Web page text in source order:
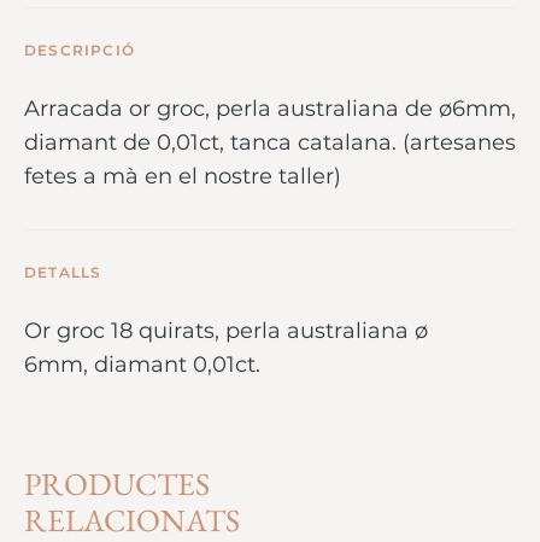
DESCRIPCIÓ
Arracada or groc, perla australiana de ø6mm,
diamant de 0,01ct, tanca catalana. (artesanes
fetes a mà en el nostre taller)
DETALLS
Or groc 18 quirats, perla australiana ø
6mm, diamant 0,01ct.
PRODUCTES
RELACIONATS